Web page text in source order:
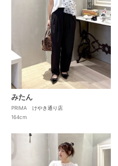
みたん
PRIMA けやき通り店
164cm